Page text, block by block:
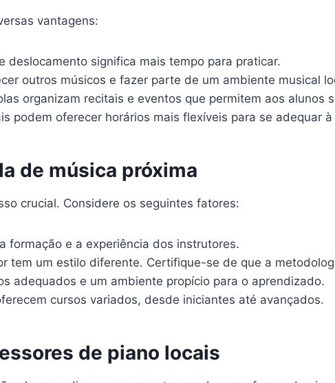
vantagens:
deslocamento significa mais tempo para praticar.
outros músicos e fazer parte de um ambiente musical
organizam recitais e eventos que permitem aos alunos
podem oferecer horários mais flexíveis para se adequar
de música próxima
crucial. Considere os seguintes fatores:
formação e a experiência dos instrutores.
tem um estilo diferente. Certifique-se de que a
adequados e um ambiente propício para o aprendizado.
cursos variados, desde iniciantes até avançados.
de piano locais